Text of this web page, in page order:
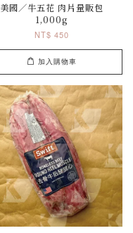
美國／牛五花 肉片量販包
1,000g
NT$ 450
加入購物車